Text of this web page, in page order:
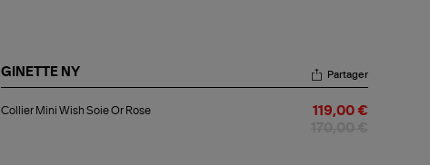
GINETTE NY
Mini
Partager
Collier Mini Wish Soie Or Rose 119,00 €